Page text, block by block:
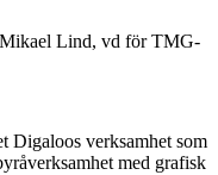
Mikael Lind, vd för TMG-
Digaloos verksamhet som
med grafisk